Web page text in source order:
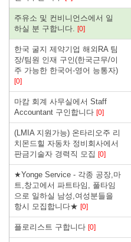
주유소 및 컨비니언스에서 일
하실 분 구합니다. [0]
한국 굴지 제약기업 해외RA 팀
장/팀원 인재 구인(한국근무/이
주 가능한 한국어-영어 능통자)
[0]
마캄 회계 사무실에서 Staff
Accountant 구인합니다 [0]
(LMIA 지원가능) 온타리오주 리
치몬드힐 자동차 정비회사에서
판금기술자 경력직 모집 [0]
★Yonge Service - 각종 공장,마
트,창고에서 파트타임, 풀타임
으로 일하실 남성,여성분들을
항시 모집합니다★ [0]
플로리스트 구합니다 [0]